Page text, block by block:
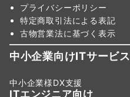
プライバシーポリシー
特定商取引法による表記
古物営業法に基づく表示
中小企業向けITサービス
中小企業様DX支援
ITエンジニア向け